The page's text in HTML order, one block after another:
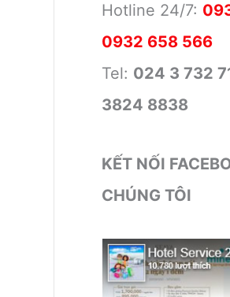
Hotline 24/7:
0932 658 566
Tel: 024 3 732
3824 8838
KẾT NỐI
CHÚNG TÔI